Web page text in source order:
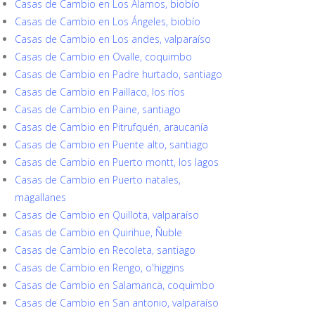
Casas de Cambio en Los Álamos, biobío
Casas de Cambio en Los Ángeles, biobío
Casas de Cambio en Los andes, valparaíso
Casas de Cambio en Ovalle, coquimbo
Casas de Cambio en Padre hurtado, santiago
Casas de Cambio en Paillaco, los ríos
Casas de Cambio en Paine, santiago
Casas de Cambio en Pitrufquén, araucanía
Casas de Cambio en Puente alto, santiago
Casas de Cambio en Puerto montt, los lagos
Casas de Cambio en Puerto natales,
magallanes
Casas de Cambio en Quillota, valparaíso
Casas de Cambio en Quirihue, Ñuble
Casas de Cambio en Recoleta, santiago
Casas de Cambio en Rengo, o'higgins
Casas de Cambio en Salamanca, coquimbo
Casas de Cambio en San antonio, valparaíso